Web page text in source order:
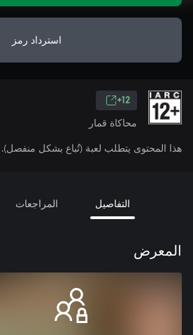
استرداد رمز
12+
محاكاة قمار
هذا المحتوى يتطلب لعبة (تُباع بشكل منفصل).
التفاصيل المراجعات
المعرض